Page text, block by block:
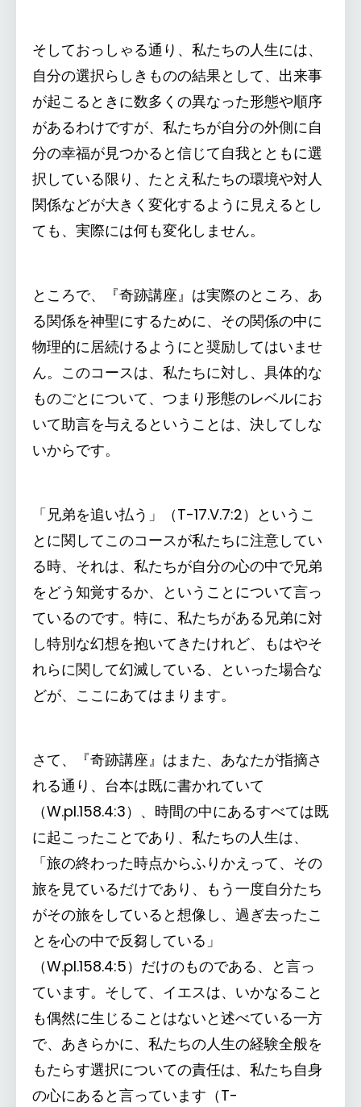
そしておっしゃる通り、私たちの人生には、
自分の選択らしきものの結果として、出来事
が起こるときに数多くの異なった形態や順序
があるわけですが、私たちが自分の外側に自
分の幸福が見つかると信じて自我とともに選
択している限り、たとえ私たちの環境や対人
関係などが大きく変化するように見えるとし
ても、実際には何も変化しません。
ところで、『奇跡講座』は実際のところ、あ
る関係を神聖にするために、その関係の中に
物理的に居続けるようにと奨励してはいませ
ん。このコースは、私たちに対し、具体的な
ものごとについて、つまり形態のレベルにお
いて助言を与えるということは、決してしな
いからです。
「兄弟を追い払う」（T-17.V.7:2）というこ
とに関してこのコースが私たちに注意してい
る時、それは、私たちが自分の心の中で兄弟
をどう知覚するか、ということについて言っ
ているのです。特に、私たちがある兄弟に対
し特別な幻想を抱いてきたけれど、もはやそ
れらに関して幻滅している、といった場合な
どが、ここにあてはまります。
さて、『奇跡講座』はまた、あなたが指摘さ
れる通り、台本は既に書かれていて
（W.pI.158.4:3）、時間の中にあるすべては既
に起こったことであり、私たちの人生は、
「旅の終わった時点からふりかえって、その
旅を見ているだけであり、もう一度自分たち
がその旅をしていると想像し、過ぎ去ったこ
とを心の中で反芻している」
（W.pI.158.4:5）だけのものである、と言っ
ています。そして、イエスは、いかなること
も偶然に生じることはないと述べている一方
で、あきらかに、私たちの人生の経験全般を
もたらす選択についての責任は、私たち自身
の心にあると言っています（T-